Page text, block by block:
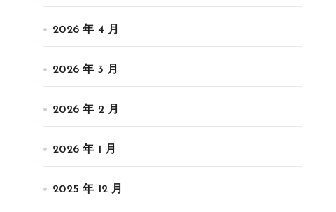
2026 年 4 月
2026 年 3 月
2026 年 2 月
2026 年 1 月
2025 年 12 月